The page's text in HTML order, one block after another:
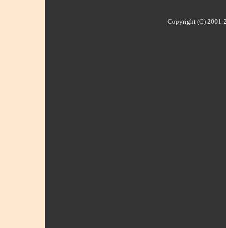
Copyright (C) 2001-